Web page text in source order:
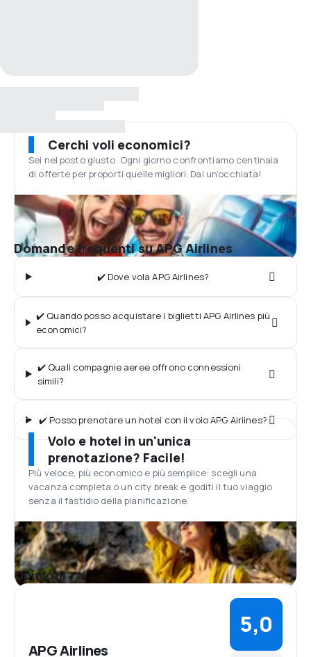
Cerchi voli economici?
Sei nel posto giusto. Ogni giorno confrontiamo centinaia
di offerte per proporti quelle migliori. Dai un'occhiata!
Domande frequenti su APG Airlines
✔️ Dove vola APG Airlines?
✔️ Quando posso acquistare i biglietti APG Airlines più
economici?
✔️ Quali compagnie aeree offrono connessioni
simili?
✔️ Posso prenotare un hotel con il volo APG Airlines?
Volo e hotel in un'unica
prenotazione? Facile!
Più veloce, più economico e più semplice: scegli una
vacanza completa o un city break e goditi il tuo viaggio
senza il fastidio della pianificazione.
Opinioni
APG Airlines
5,0